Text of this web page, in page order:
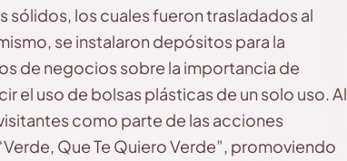
los cuales fueron trasladados al
se instalaron depósitos para la
de negocios sobre la importancia de
el uso de bolsas plásticas de un solo uso. Al
como parte de las acciones
Que Te Quiero Verde”, promoviendo